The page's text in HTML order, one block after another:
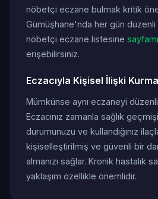
nöbetçi eczane bulmak kritik
Gümüşhane'nda her gün
nöbetçi eczane listesine
erişebilirsiniz.
Eczacıyla Kişisel İlişki Kurma
Mümkünse aynı eczaneyi düzenli
Eczacınız zamanla sağlık
durumunuzu ve kullandığınız
kişiselleştirilmiş ve güvenli bir
almanızı sağlar. Kronik hastalık
yaklaşım özellikle önemlidir.